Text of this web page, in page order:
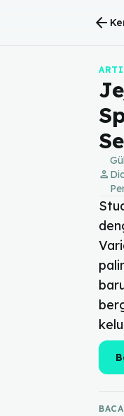
arrow_back
person